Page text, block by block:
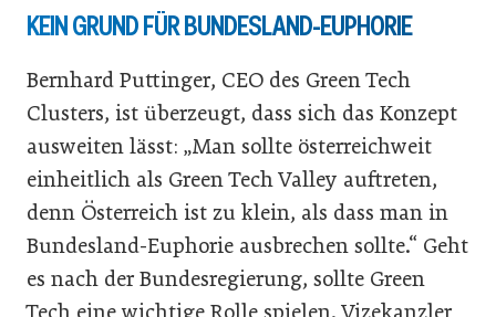
KEIN GRUND FÜR BUNDESLAND-EUPHORIE
Bernhard Puttinger, CEO des Green Tech
Clusters, ist überzeugt, dass sich das Konzept
ausweiten lässt: „Man sollte österreichweit
einheitlich als Green Tech Valley auftreten,
denn Österreich ist zu klein, als dass man in
Bundesland-Euphorie ausbrechen sollte.“ Geht
es nach der Bundesregierung, sollte Green